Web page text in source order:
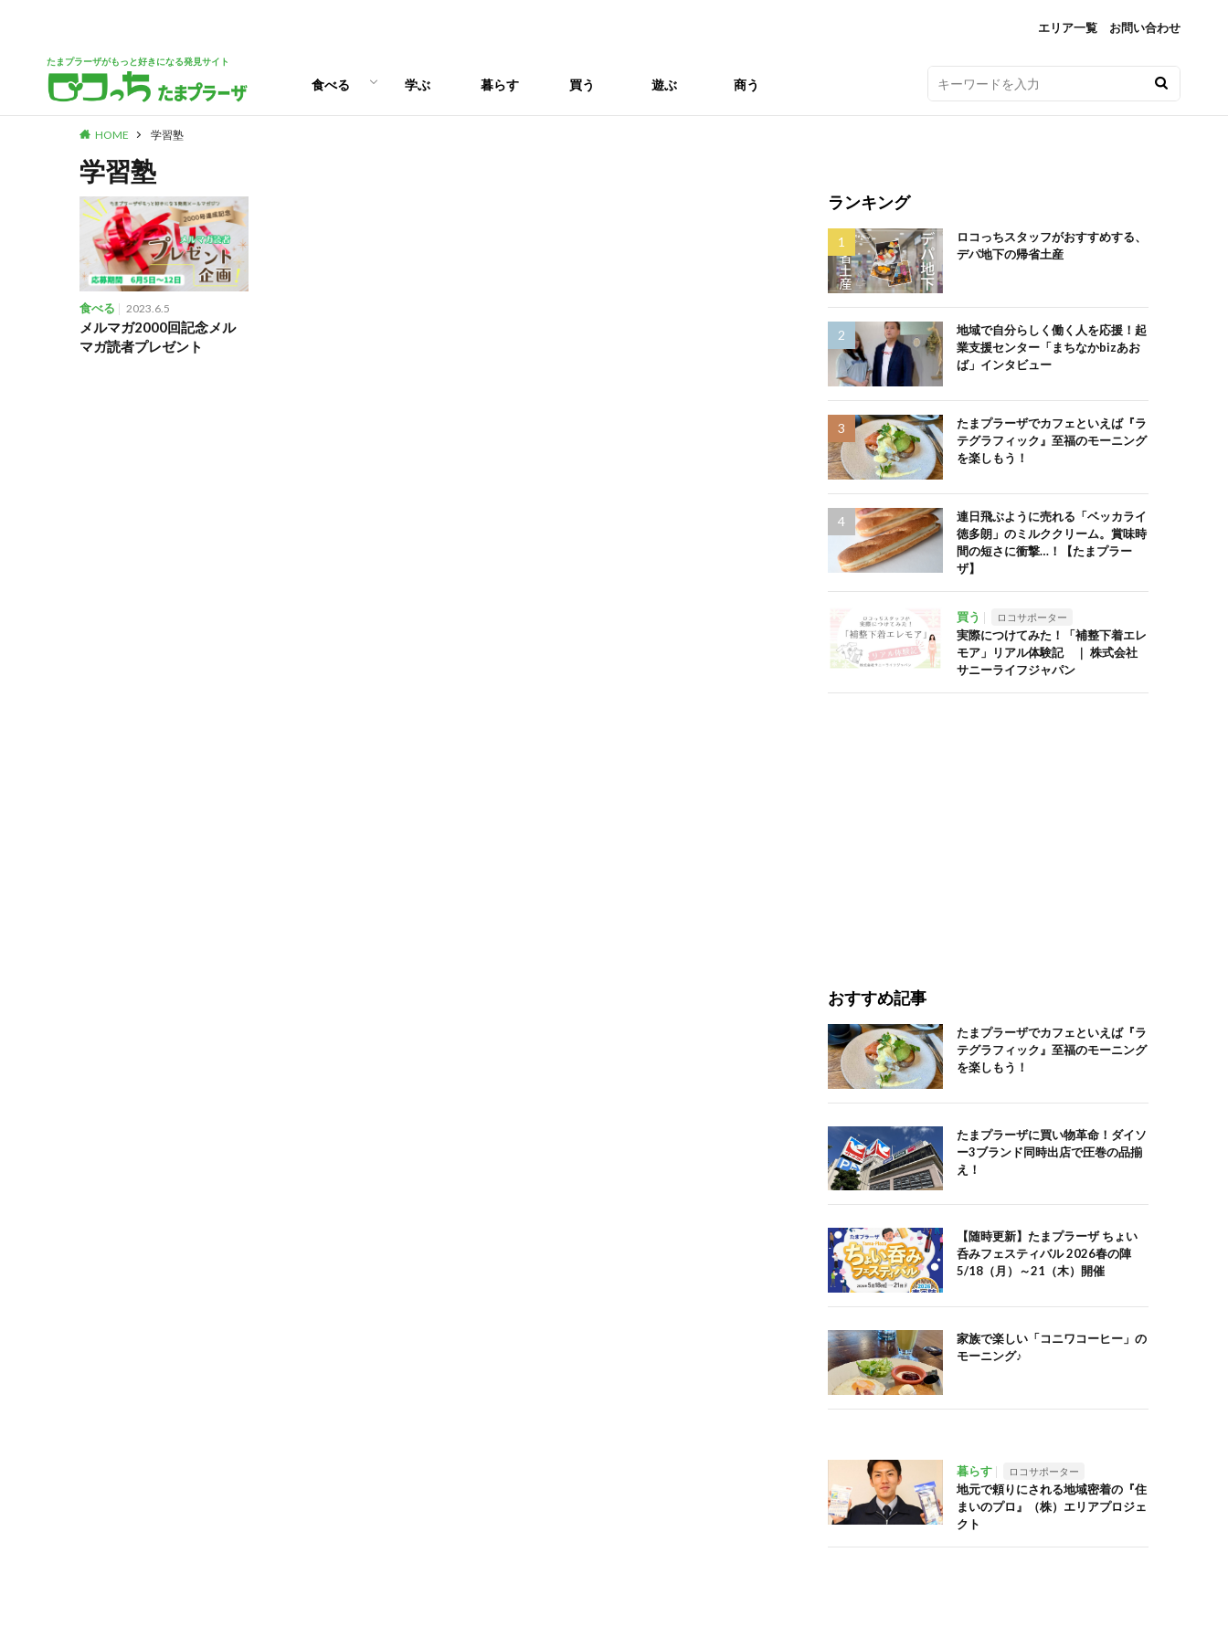
エリア一覧 お問い合わせ
たまプラーザがもっと好きになる発見サイト
食べる 学ぶ 暮らす 買う 遊ぶ 商う
HOME 学習塾
学習塾
食べる 2023.6.5
メルマガ2000回記念メル
マガ読者プレゼント
ランキング
ロコっちスタッフがおすすめする、
デパ地下の帰省土産
地域で自分らしく働く人を応援！起
業支援センター「まちなかbizあお
ば」インタビュー
たまプラーザでカフェといえば『ラ
テグラフィック』至福のモーニング
を楽しもう！
連日飛ぶように売れる「ベッカライ
徳多朗」のミルククリーム。賞味時
間の短さに衝撃…！【たまプラー
ザ】
買う ロコサポーター
実際につけてみた！「補整下着エレ
モア」リアル体験記 ｜ 株式会社
サニーライフジャパン
おすすめ記事
たまプラーザでカフェといえば『ラ
テグラフィック』至福のモーニング
を楽しもう！
たまプラーザに買い物革命！ダイソ
ー3ブランド同時出店で圧巻の品揃
え！
【随時更新】たまプラーザ ちょい
呑みフェスティバル 2026春の陣
5/18（月）～21（木）開催
家族で楽しい「コニワコーヒー」の
モーニング♪
暮らす ロコサポーター
地元で頼りにされる地域密着の『住
まいのプロ』（株）エリアプロジェ
クト